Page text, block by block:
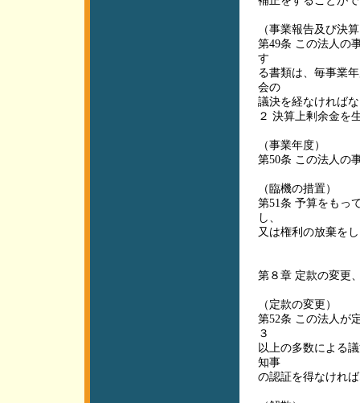
（事業報告及び決
第49条 この法人の
す
る書類は、毎事業
会の
議決を経なければ
２ 決算上剰余金を
（事業年度）
第50条 この法人の
（臨機の措置）
第51条 予算をもっ
し、
又は権利の放棄を
第８章 定款の変更
（定款の変更）
第52条 この法人が
３
以上の多数による
知事
の認証を得なけれ